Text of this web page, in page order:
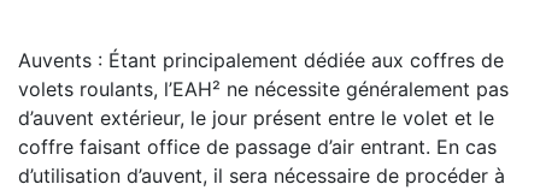
Auvents : Étant principalement dédiée aux coffres de
volets roulants, l’EAH² ne nécessite généralement pas
d’auvent extérieur, le jour présent entre le volet et le
coffre faisant office de passage d’air entrant. En cas
d’utilisation d’auvent, il sera nécessaire de procéder à